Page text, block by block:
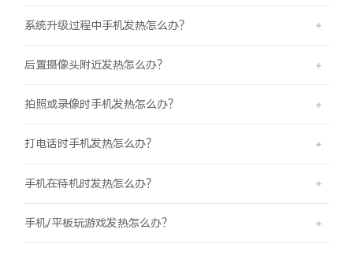
系统升级过程中手机发热怎么办？
后置摄像头附近发热怎么办？
拍照或录像时手机发热怎么办？
打电话时手机发热怎么办？
手机在待机时发热怎么办？
手机/平板玩游戏发热怎么办？